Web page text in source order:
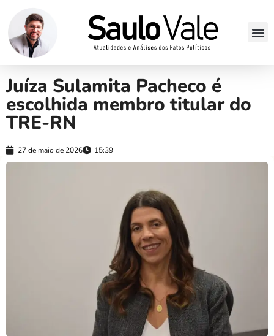
Juíza Sulamita Pacheco é
escolhida membro titular do
TRE-RN
27 de maio de 2026 15:39